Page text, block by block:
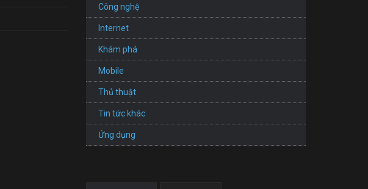
Công nghệ
Internet
Khám phá
Mobile
Thủ thuật
Tin tức khác
Ứng dụng